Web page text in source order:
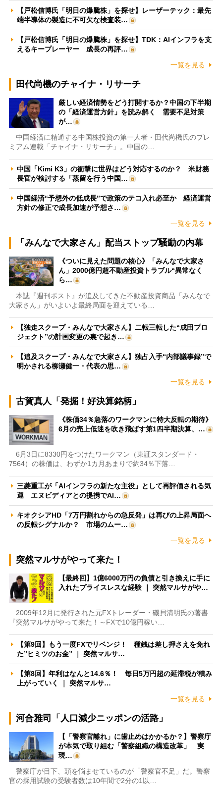
【戸松信博氏「明日の爆騰株」を探せ】レーザーテック：最先
端半導体の製造に不可欠な検査装…
【戸松信博氏「明日の爆騰株」を探せ】TDK：AIインフラを支
えるキープレーヤー 成長の再評…
一覧を見る
田代尚機のチャイナ・リサーチ
厳しい経済情勢をどう打開するか？中国の下半期
の「経済運営方針」を読み解く 需要不足対策
が…
中国経済に精通する中国株投資の第一人者・田代尚機氏のプレ
ミアム連載「チャイナ・リサーチ」。中国の…
中国「Kimi K3」の衝撃に世界はどう対応するのか？ 米財務
長官が検討する「蒸留を行う中国…
中国経済“予想外の低成長”で政策のテコ入れ必至か 経済運営
方針の修正で成長加速が予想さ…
一覧を見る
「みんなで大家さん」配当ストップ騒動の内幕
《ついに見えた問題の核心》「みんなで大家さ
ん」2000億円超不動産投資トラブル“異常なく
ら…
本誌『週刊ポスト』が追及してきた不動産投資商品「みんなで
大家さん」がいよいよ最終局面を迎えている…
【独走スクープ・みんなで大家さん】二転三転した“成田プロ
ジェクト”の計画変更の裏で起き…
【追及スクープ・みんなで大家さん】独占入手“内部議事録”で
明かされる柳瀬健一・代表の思…
一覧を見る
古賀真人「発掘！好決算銘柄」
《株価34％急落のワークマンに特大反転の期待》
6月の売上低迷を吹き飛ばす第1四半期決算、…
6月3日に8330円をつけたワークマン（東証スタンダード・
7564）の株価は、わずか1カ月あまりで約34％下落…
三菱重工が「AIインフラの新たな主役」として再評価される気
運 エヌビディアとの提携でAI…
キオクシアHD「7万円割れからの急反発」は再びの上昇局面へ
の反転シグナルか？ 市場のムー…
一覧を見る
突然マルサがやって来た！
【最終回】1億6000万円の負債と引き換えに手に
入れたプライスレスな経験 ｜ 突然マルサがや…
2009年12月に発行された元FXトレーダー・磯貝清明氏の著書
『突然マルサがやって来た！～FXで10億円稼い…
【第9回】もう一度FXでリベンジ！ 種銭は差し押さえを免れ
た”ヒミツのお金” ｜ 突然マルサ…
【第8回】年利はなんと14.6％！ 毎日5万円超の延滞税が積み
上がっていく ｜ 突然マルサ…
一覧を見る
河合雅司「人口減少ニッポンの活路」
【「警察官離れ」に歯止めはかかるか？】警察庁
が本気で取り組む「警察組織の構造改革」 実
現…
警察庁が目下、頭を悩ませているのが「警察官不足」だ。警察
官の採用試験の受験者数は10年間で2分の1以…